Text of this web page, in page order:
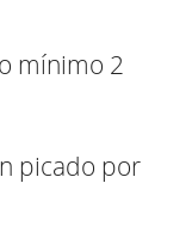
mínimo 2
picado por